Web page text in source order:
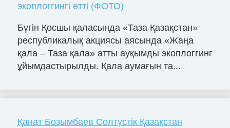
экоплоггингі өтті (ФОТО)
Бүгін Қосшы қаласында «Таза Қазақстан»
республикалық акциясы аясында «Жаңа
қала – Таза қала» атты ауқымды экоплоггинг
ұйымдастырылды. Қала аумағын та...
Қанат Бозымбаев Солтүстік Қазақстан